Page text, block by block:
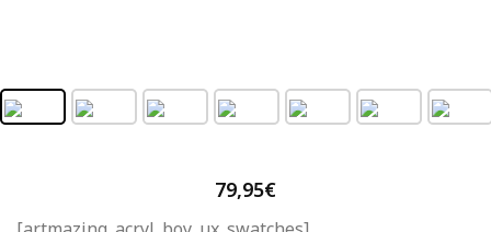
79,95€